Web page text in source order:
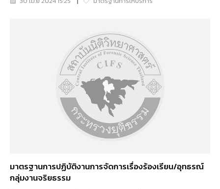
มาตรฐานการปฏิบัติงานการจัดการเรื่องร้องเรียน/อุทธรณ์
กลุ่มงานจริยธรรม